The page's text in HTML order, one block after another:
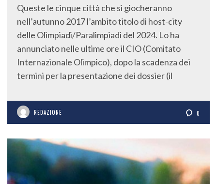
Queste le cinque città che si giocheranno
nell’autunno 2017 l’ambito titolo di host-city
delle Olimpiadi/Paralimpiadi del 2024. Lo ha
annunciato nelle ultime ore il CIO (Comitato
Internazionale Olimpico), dopo la scadenza dei
termini per la presentazione dei dossier (il
REDAZIONE 0